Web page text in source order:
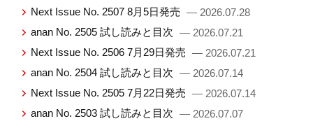
Next Issue No. 2507 8月5日発売 — 2026.07.28
anan No. 2505 試し読みと目次 — 2026.07.21
Next Issue No. 2506 7月29日発売 — 2026.07.21
anan No. 2504 試し読みと目次 — 2026.07.14
Next Issue No. 2505 7月22日発売 — 2026.07.14
anan No. 2503 試し読みと目次 — 2026.07.07